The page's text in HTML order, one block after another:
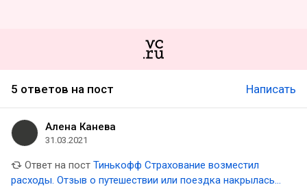
5 ответов на пост Написать
Алена Канева
31.03.2021
Ответ на пост Тинькофф Страхование возместил
расходы. Отзыв о путешествии или поездка накрылась